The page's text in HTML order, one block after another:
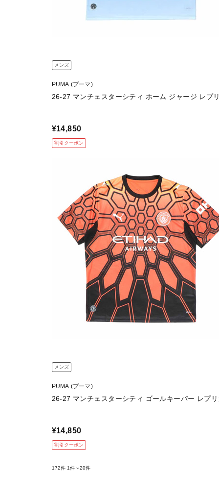
メンズ
PUMA (プーマ)
26-27 マンチェスターシティ ホーム ジャージ レプ
¥14,850
割引クーポン
メンズ
PUMA (プーマ)
26-27 マンチェスターシティ ゴールキーパー レプ
¥14,850
割引クーポン
172件 1件～20件